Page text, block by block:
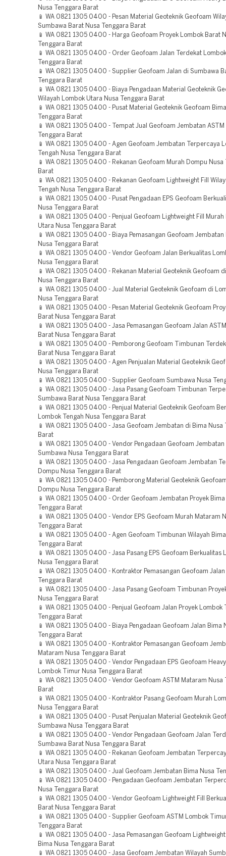
Nusa Tenggara Barat
📱 WA 0821 1305 0400 - Pesan Material Geoteknik Geofoam
Sumbawa Barat Nusa Tenggara Barat
📱 WA 0821 1305 0400 - Harga Geofoam Proyek Lombok Barat
Tenggara Barat
📱 WA 0821 1305 0400 - Order Geofoam Jalan Terdekat
Tenggara Barat
📱 WA 0821 1305 0400 - Supplier Geofoam Jalan di Sumbawa
Tenggara Barat
📱 WA 0821 1305 0400 - Biaya Pengadaan Material Geoteknik
Wilayah Lombok Utara Nusa Tenggara Barat
📱 WA 0821 1305 0400 - Pusat Material Geoteknik Geofoam
Tenggara Barat
📱 WA 0821 1305 0400 - Tempat Jual Geofoam Jembatan ASTM
Tenggara Barat
📱 WA 0821 1305 0400 - Agen Geofoam Jembatan Terpercaya
Tengah Nusa Tenggara Barat
📱 WA 0821 1305 0400 - Rekanan Geofoam Murah Dompu Nusa
Barat
📱 WA 0821 1305 0400 - Rekanan Geofoam Lightweight Fill
Tengah Nusa Tenggara Barat
📱 WA 0821 1305 0400 - Pusat Pengadaan EPS Geofoam
Nusa Tenggara Barat
📱 WA 0821 1305 0400 - Penjual Geofoam Lightweight Fill Murah
Utara Nusa Tenggara Barat
📱 WA 0821 1305 0400 - Biaya Pemasangan Geofoam Jembatan
Nusa Tenggara Barat
📱 WA 0821 1305 0400 - Vendor Geofoam Jalan Berkualitas
Nusa Tenggara Barat
📱 WA 0821 1305 0400 - Rekanan Material Geoteknik Geofoam
Nusa Tenggara Barat
📱 WA 0821 1305 0400 - Jual Material Geoteknik Geofoam di
Nusa Tenggara Barat
📱 WA 0821 1305 0400 - Pesan Material Geoteknik Geofoam
Barat Nusa Tenggara Barat
📱 WA 0821 1305 0400 - Jasa Pemasangan Geofoam Jalan
Barat Nusa Tenggara Barat
📱 WA 0821 1305 0400 - Pemborong Geofoam Timbunan
Barat Nusa Tenggara Barat
📱 WA 0821 1305 0400 - Agen Penjualan Material Geoteknik
Nusa Tenggara Barat
📱 WA 0821 1305 0400 - Supplier Geofoam Sumbawa Nusa
📱 WA 0821 1305 0400 - Jasa Pasang Geofoam Timbunan
Sumbawa Barat Nusa Tenggara Barat
📱 WA 0821 1305 0400 - Penjual Material Geoteknik Geofoam
Lombok Tengah Nusa Tenggara Barat
📱 WA 0821 1305 0400 - Jasa Geofoam Jembatan di Bima Nusa
Barat
📱 WA 0821 1305 0400 - Vendor Pengadaan Geofoam Jembatan
Sumbawa Nusa Tenggara Barat
📱 WA 0821 1305 0400 - Jasa Pengadaan Geofoam Jembatan
Dompu Nusa Tenggara Barat
📱 WA 0821 1305 0400 - Pemborong Material Geoteknik
Dompu Nusa Tenggara Barat
📱 WA 0821 1305 0400 - Order Geofoam Jembatan Proyek Bima
Tenggara Barat
📱 WA 0821 1305 0400 - Vendor EPS Geofoam Murah Mataram
Tenggara Barat
📱 WA 0821 1305 0400 - Agen Geofoam Timbunan Wilayah
Tenggara Barat
📱 WA 0821 1305 0400 - Jasa Pasang EPS Geofoam Berkualitas
Nusa Tenggara Barat
📱 WA 0821 1305 0400 - Kontraktor Pemasangan Geofoam
Tenggara Barat
📱 WA 0821 1305 0400 - Jasa Pasang Geofoam Timbunan
Nusa Tenggara Barat
📱 WA 0821 1305 0400 - Penjual Geofoam Jalan Proyek Lombok
Tenggara Barat
📱 WA 0821 1305 0400 - Biaya Pengadaan Geofoam Jalan Bima
Tenggara Barat
📱 WA 0821 1305 0400 - Kontraktor Pemasangan Geofoam
Mataram Nusa Tenggara Barat
📱 WA 0821 1305 0400 - Vendor Pengadaan EPS Geofoam
Lombok Timur Nusa Tenggara Barat
📱 WA 0821 1305 0400 - Vendor Geofoam ASTM Mataram Nusa
Barat
📱 WA 0821 1305 0400 - Kontraktor Pasang Geofoam Murah
Nusa Tenggara Barat
📱 WA 0821 1305 0400 - Pusat Penjualan Material Geoteknik
Sumbawa Nusa Tenggara Barat
📱 WA 0821 1305 0400 - Vendor Pengadaan Geofoam Jalan
Sumbawa Barat Nusa Tenggara Barat
📱 WA 0821 1305 0400 - Rekanan Geofoam Jembatan
Utara Nusa Tenggara Barat
📱 WA 0821 1305 0400 - Jual Geofoam Jembatan Bima Nusa
📱 WA 0821 1305 0400 - Pengadaan Geofoam Jembatan
Nusa Tenggara Barat
📱 WA 0821 1305 0400 - Vendor Geofoam Lightweight Fill
Barat Nusa Tenggara Barat
📱 WA 0821 1305 0400 - Supplier Geofoam ASTM Lombok
Tenggara Barat
📱 WA 0821 1305 0400 - Jasa Pemasangan Geofoam
Bima Nusa Tenggara Barat
📱 WA 0821 1305 0400 - Jasa Geofoam Jembatan Wilayah